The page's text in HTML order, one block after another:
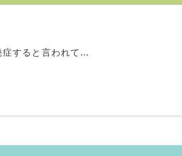
症すると言われて…